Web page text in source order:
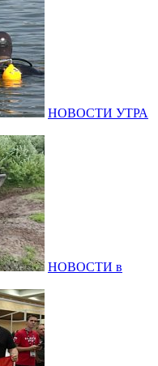
НОВОСТИ УТРА
НОВОСТИ в